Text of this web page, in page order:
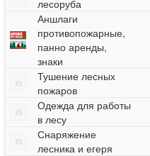
лесоруба
Аншлаги
противопожарные,
панно аренды,
знаки
Тушение лесных
пожаров
Одежда для работы
в лесу
Снаряжение
лесника и егеря